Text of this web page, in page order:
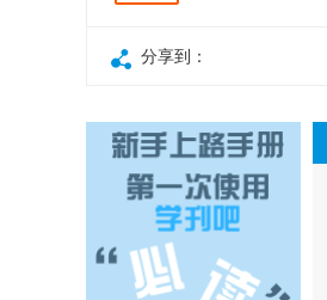
分享到：